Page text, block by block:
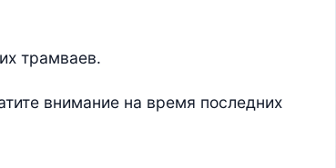
трамваев.
внимание на время последних